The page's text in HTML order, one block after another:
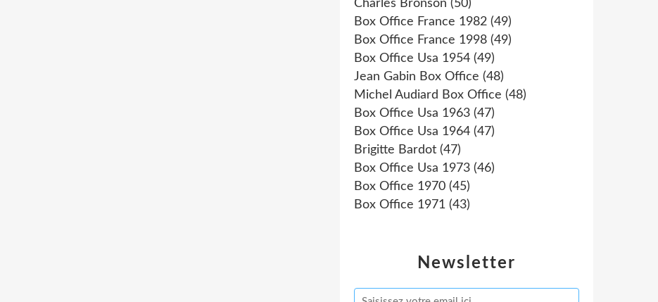
Newsletter
Charles Bronson (50)
Box Office France 1982 (49)
Box Office France 1998 (49)
Box Office Usa 1954 (49)
Jean Gabin Box Office (48)
Michel Audiard Box Office (48)
Box Office Usa 1963 (47)
Box Office Usa 1964 (47)
Brigitte Bardot (47)
Box Office Usa 1973 (46)
Box Office 1970 (45)
Box Office 1971 (43)